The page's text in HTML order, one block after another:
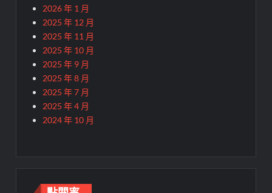
2026 年 1 月
2025 年 12 月
2025 年 11 月
2025 年 10 月
2025 年 9 月
2025 年 8 月
2025 年 7 月
2025 年 4 月
2024 年 10 月